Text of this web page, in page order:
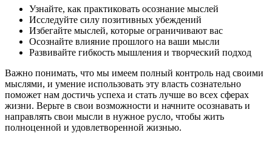
Узнайте, как практиковать осознание мыслей
Исследуйте силу позитивных убеждений
Избегайте мыслей, которые ограничивают вас
Осознайте влияние прошлого на ваши мысли
Развивайте гибкость мышления и творческий подход
Важно понимать, что мы имеем полный контроль над своими
мыслями, и умение использовать эту власть сознательно
поможет нам достичь успеха и стать лучше во всех сферах
жизни. Верьте в свои возможности и начните осознавать и
направлять свои мысли в нужное русло, чтобы жить
полноценной и удовлетворенной жизнью.